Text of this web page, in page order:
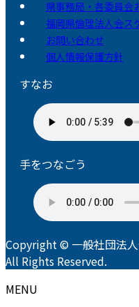
県事務局・各委員会
福岡県倫理法人会ス
お問い合わせ
個人情報保護方針
すなお
手をつなごう
Copyright © 一般社団法
All Rights Reserved.
MENU